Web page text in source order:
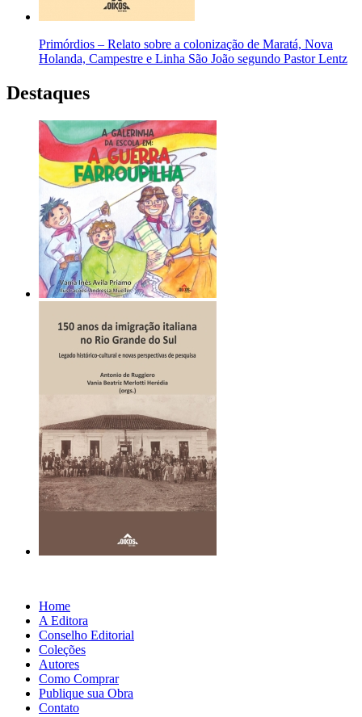
Primórdios – Relato sobre a colonização de Maratá, Nova
Holanda, Campestre e Linha São João segundo Pastor Lentz
Destaques
Home
A Editora
Conselho Editorial
Coleções
Autores
Como Comprar
Publique sua Obra
Contato